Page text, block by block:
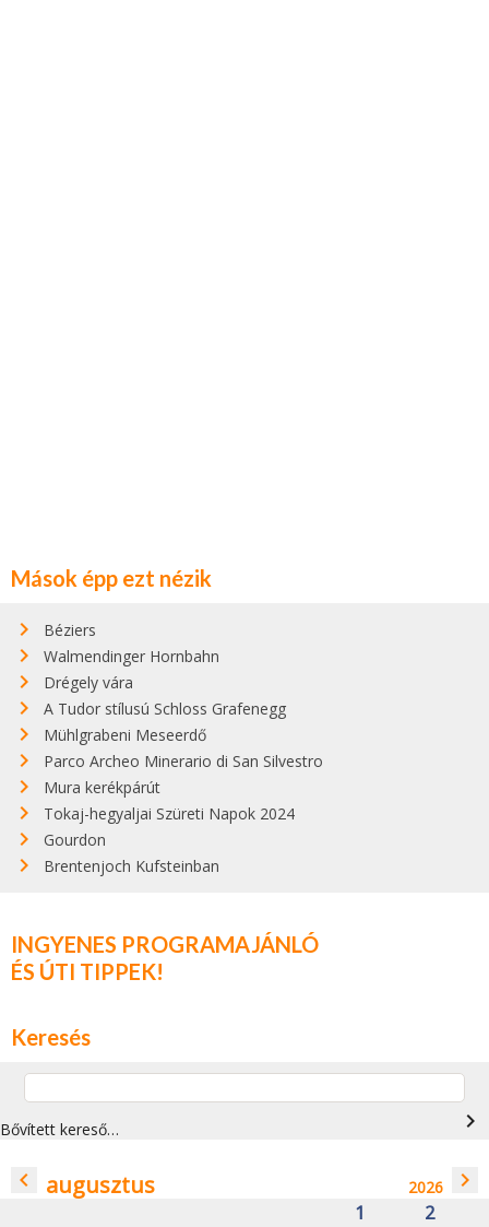
Mások épp ezt nézik
Béziers
Walmendinger Hornbahn
Drégely vára
A Tudor stílusú Schloss Grafenegg
Mühlgrabeni Meseerdő
Parco Archeo Minerario di San Silvestro
Mura kerékpárút
Tokaj-hegyaljai Szüreti Napok 2024
Gourdon
Brentenjoch Kufsteinban
INGYENES PROGRAMAJÁNLÓ
ÉS ÚTI TIPPEK!
Keresés
Bővített kereső… navigate_next
navigate_before augusztus 2026 navigate_next
1 2